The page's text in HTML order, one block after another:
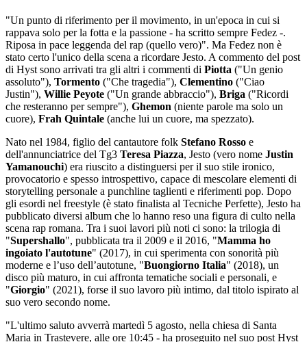
"Un punto di riferimento per il movimento, in un'epoca in cui si
rappava solo per la fotta e la passione - ha scritto sempre Fedez -.
Riposa in pace leggenda del rap (quello vero)". Ma Fedez non è
stato certo l'unico della scena a ricordare Jesto. A commento del post
di Hyst sono arrivati tra gli altri i commenti di Piotta ("Un genio
assoluto"), Tormento ("Che tragedia"), Clementino ("Ciao
Justin"), Willie Peyote ("Un grande abbraccio"), Briga ("Ricordi
che resteranno per sempre"), Ghemon (niente parole ma solo un
cuore), Frah Quintale (anche lui un cuore, ma spezzato).
Nato nel 1984, figlio del cantautore folk Stefano Rosso e
dell'annunciatrice del Tg3 Teresa Piazza, Jesto (vero nome Justin
Yamanouchi) era riuscito a distinguersi per il suo stile ironico,
provocatorio e spesso introspettivo, capace di mescolare elementi di
storytelling personale a punchline taglienti e riferimenti pop. Dopo
gli esordi nel freestyle (è stato finalista al Tecniche Perfette), Jesto ha
pubblicato diversi album che lo hanno reso una figura di culto nella
scena rap romana. Tra i suoi lavori più noti ci sono: la trilogia di
"Supershallo", pubblicata tra il 2009 e il 2016, "Mamma ho
ingoiato l'autotune" (2017), in cui sperimenta con sonorità più
moderne e l’uso dell’autotune, "Buongiorno Italia" (2018), un
disco più maturo, in cui affronta tematiche sociali e personali, e
"Giorgio" (2021), forse il suo lavoro più intimo, dal titolo ispirato al
suo vero secondo nome.
"L'ultimo saluto avverrà martedì 5 agosto, nella chiesa di Santa
Maria in Trastevere, alle ore 10:45 - ha proseguito nel suo post Hyst